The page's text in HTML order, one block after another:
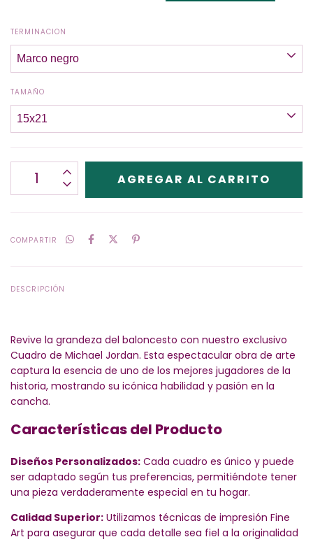
TERMINACION
TAMAÑO
COMPARTIR
DESCRIPCIÓN
Revive la grandeza del baloncesto con nuestro exclusivo
Cuadro de Michael Jordan. Esta espectacular obra de arte
captura la esencia de uno de los mejores jugadores de la
historia, mostrando su icónica habilidad y pasión en la
cancha.
Características del Producto
Diseños Personalizados: Cada cuadro es único y puede
ser adaptado según tus preferencias, permitiéndote tener
una pieza verdaderamente especial en tu hogar.
Calidad Superior: Utilizamos técnicas de impresión Fine
Art para asegurar que cada detalle sea fiel a la originalidad